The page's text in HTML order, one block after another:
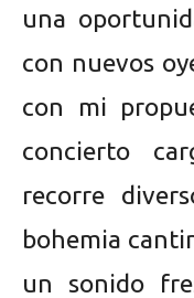
una
con nuevos
con mi
concierto
recorre
bohemia
un sonido